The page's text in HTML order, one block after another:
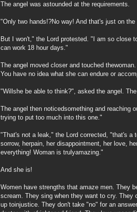
The angel was astounded at the requirements.
"Only two hands!?No way! And that's just on
But I won't," the Lord protested. "I am so close
can work 18 hour days."
The angel moved closer and touched
You have no idea what she can endure or
"Willshe be able to think?", asked the angel.
The angel then noticedsomething and
trying to put too much into this one."
"That's not a leak," the Lord corrected, "that's a
sorrow, herpain, her disappointment, her love,
everything! Woman is trulyamazing."
And she is!
Women have strengths that amaze men. They
scream. They sing when they want to cry. They
up toinjustice. They don't take "no" for an